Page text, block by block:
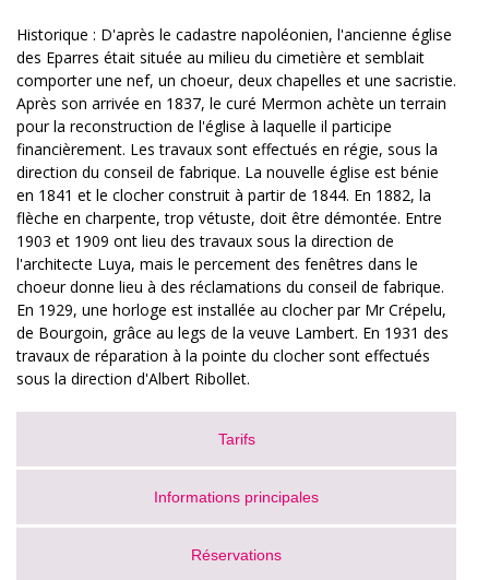
Historique : D'après le cadastre napoléonien, l'ancienne église
des Eparres était située au milieu du cimetière et semblait
comporter une nef, un choeur, deux chapelles et une sacristie.
Après son arrivée en 1837, le curé Mermon achète un terrain
pour la reconstruction de l'église à laquelle il participe
financièrement. Les travaux sont effectués en régie, sous la
direction du conseil de fabrique. La nouvelle église est bénie
en 1841 et le clocher construit à partir de 1844. En 1882, la
flèche en charpente, trop vétuste, doit être démontée. Entre
1903 et 1909 ont lieu des travaux sous la direction de
l'architecte Luya, mais le percement des fenêtres dans le
choeur donne lieu à des réclamations du conseil de fabrique.
En 1929, une horloge est installée au clocher par Mr Crépelu,
de Bourgoin, grâce au legs de la veuve Lambert. En 1931 des
travaux de réparation à la pointe du clocher sont effectués
sous la direction d'Albert Ribollet.
Tarifs
Informations principales
Réservations